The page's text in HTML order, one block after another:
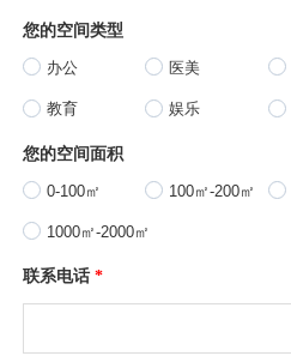
您的空间类型
办公 医美
教育 娱乐
您的空间面积
0-100㎡ 100㎡-200㎡
1000㎡-2000㎡
联系电话 *